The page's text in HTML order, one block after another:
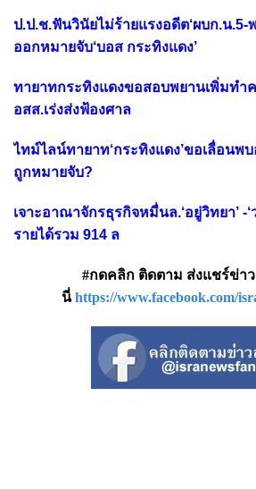
ป.ป.ช.ฟันวินัยไม่ร้ายแรงอดีต‘ผบก.น.5-
ออกหมายจับ‘บอส กระทิงแดง’
ทายาทกระทิงแดงขอสอบพยานเพิ่มทำ
อสส.เร่งส่งฟ้องศาล
ไทม์ไลน์ทายาท‘กระทิงแดง’ขอเลื่อนพ
ถูกหมายจับ?
เจาะอาณาจักรธุรกิจหมื่นล.‘อยู่วิทยา’ -
รายได้รวม 914 ล
#กดคลิก ติดตาม ส่งแชร์ข่า
นี่ https://www.facebook.com/